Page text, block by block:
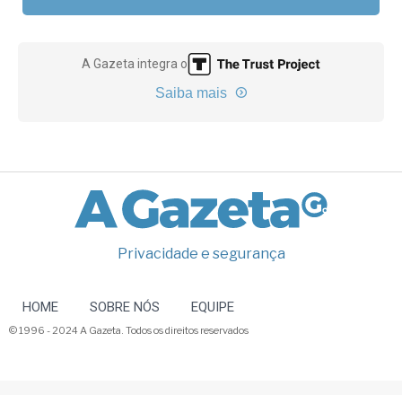
A Gazeta integra o
Saiba mais
Privacidade e segurança
HOME SOBRE NÓS EQUIPE
© 1996 - 2024 A Gazeta. Todos os direitos reservados